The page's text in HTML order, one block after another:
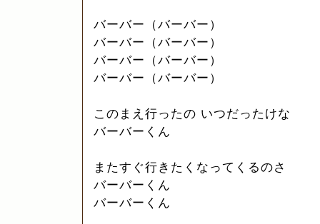
バーバー（バーバー）
バーバー（バーバー）
バーバー（バーバー）
バーバー（バーバー）
このまえ行ったの いつだったけな
バーバーくん
またすぐ行きたくなってくるのさ
バーバーくん
バーバーくん